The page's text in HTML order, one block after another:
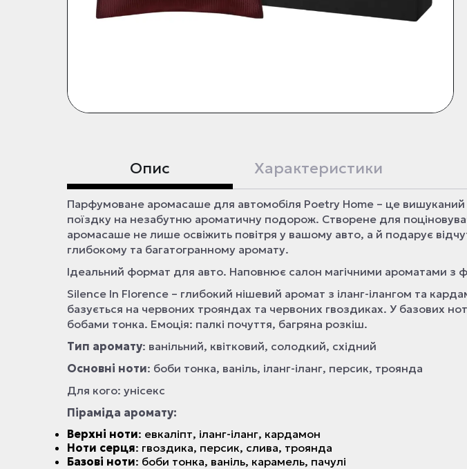
Опис Характеристики
Парфумоване аромасаше для автомобіля Poetry Home – це
поїздку на незабутню ароматичну подорож. Створене для
аромасаше не лише освіжить повітря у вашому авто, а й подарує
глибокому та багатогранному аромату.
Ідеальний формат для авто. Наповнює салон магічними ароматами з
Silence In Florence – глибокий нішевий аромат з іланг-ілангом та
базується на червоних трояндах та червоних гвоздиках. У базових
бобами тонка. Емоція: палкі почуття, багряна розкіш.
Тип аромату: ванільний, квітковий, солодкий, східний
Основні ноти: боби тонка, ваніль, іланг-іланг, персик, троянда
Для кого: унісекс
Піраміда аромату:
Верхні ноти: евкаліпт, іланг-іланг, кардамон
Ноти серця: гвоздика, персик, слива, троянда
Базові ноти: боби тонка, ваніль, карамель, пачулі